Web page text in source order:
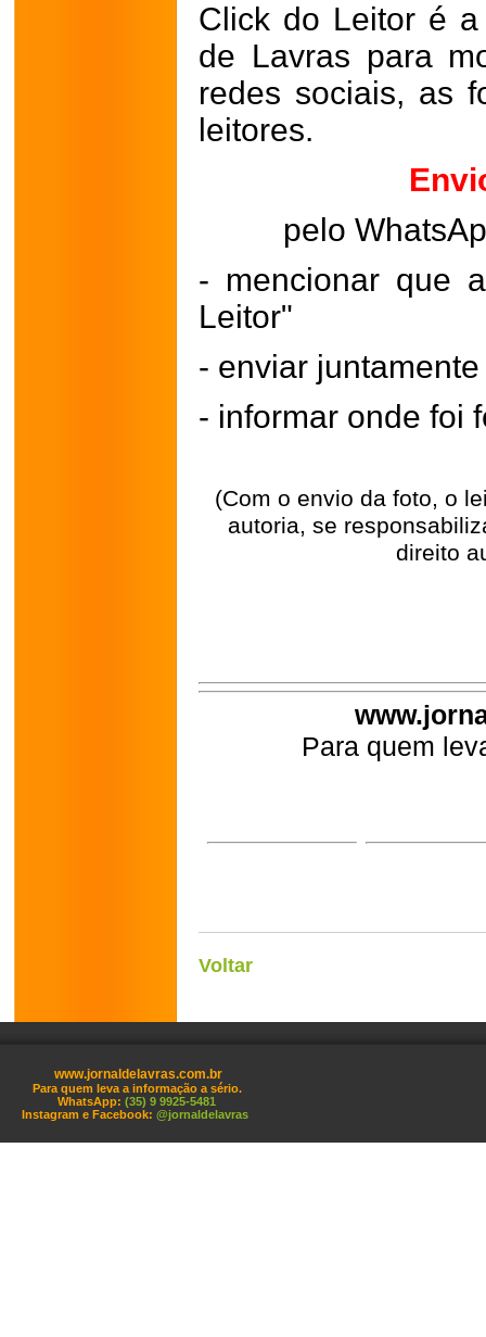
Click do Leitor é
de Lavras para
redes sociais, as
leitores.
pelo
- mencionar que
Leitor"
- enviar
- informar onde foi
(Com o envio da foto, o
autoria, se
direito
Para quem
Voltar
www.jornaldelavras.com.br
Para quem leva a informação a sério.
WhatsApp: (35) 9 9925-5481
Instagram e Facebook: @jornaldelavras